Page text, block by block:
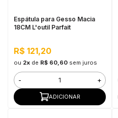
Espátula para Gesso Macia
18CM L'outil Parfait
R$ 121,20
ou 2xde R$ 60,60 sem juros
- +
ADICIONAR